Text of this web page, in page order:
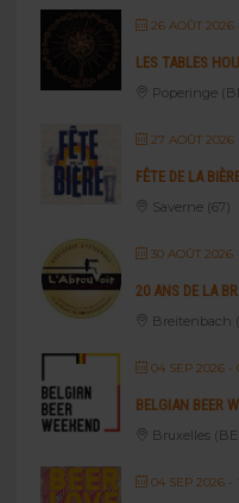
26 AOÛT 2026
LES TABLES
Poperinge
27 AOÛT 2026
FÊTE DE LA
Saverne (67)
30 AOÛT 2026
20 ANS DE LA
Breitenbach
04 SEP 2026-
BELGIAN BEER
Bruxelles
04 SEP 2026-